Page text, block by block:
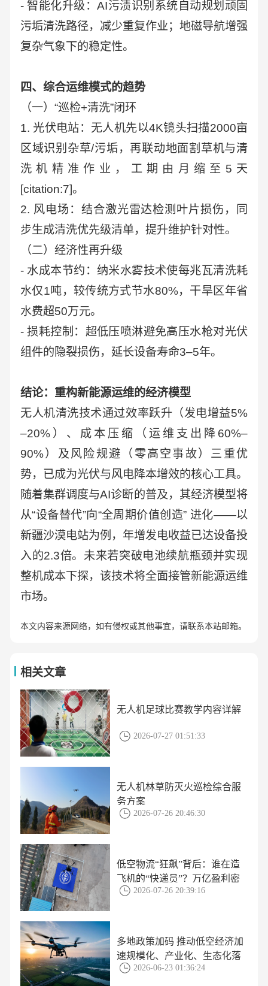
- 智能化升级：AI污渍识别系统自动规划顽固
污垢清洗路径，减少重复作业；地磁导航增强
复杂气象下的稳定性。
四、综合运维模式的趋势
（一）“巡检+清洗”闭环
1. 光伏电站：无人机先以4K镜头扫描2000亩
区域识别杂草/污垢，再联动地面割草机与清
洗机精准作业，工期由月缩至5天
[citation:7]。
2. 风电场：结合激光雷达检测叶片损伤，同
步生成清洗优先级清单，提升维护针对性。
（二）经济性再升级
- 水成本节约：纳米水雾技术使每兆瓦清洗耗
水仅1吨，较传统方式节水80%，干旱区年省
水费超50万元。
- 损耗控制：超低压喷淋避免高压水枪对光伏
组件的隐裂损伤，延长设备寿命3–5年。
结论：重构新能源运维的经济模型
无人机清洗技术通过效率跃升（发电增益5%
–20%）、成本压缩（运维支出降60%–
90%）及风险规避（零高空事故）三重优
势，已成为光伏与风电降本增效的核心工具。
随着集群调度与AI诊断的普及，其经济模型将
从“设备替代”向“全周期价值创造” 进化——以
新疆沙漠电站为例，年增发电收益已达设备投
入的2.3倍。未来若突破电池续航瓶颈并实现
整机成本下探，该技术将全面接管新能源运维
市场。
本文内容来源网络，如有侵权或其他事宜，请联系本站邮箱。
相关文章
无人机足球比赛教学内容详解
2026-07-27 01:51:33
无人机林草防灭火巡检综合服
务方案
2026-07-26 20:46:30
低空物流“狂飙”背后：谁在造
飞机的“快递员”？万亿盈利密
码首次曝光
2026-07-26 20:39:16
多地政策加码 推动低空经济加
速规模化、产业化、生态化落
地
2026-06-23 01:36:24